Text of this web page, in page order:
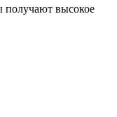
получают высокое